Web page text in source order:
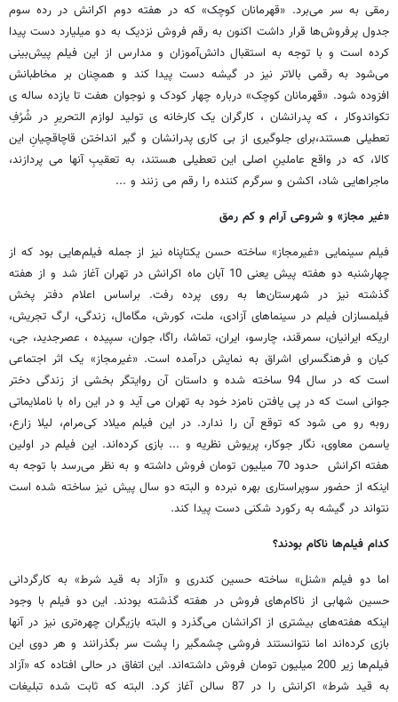
رمقی به سر می‌برد. «قهرمانان کوچک» که در هفته دوم اکرانش در رده سوم
جدول پرفروش‌ها قرار داشت اکنون به رقم فروش نزدیک به دو میلیارد دست پیدا
کرده است و با توجه به استقبال دانش‌آموزان و مدارس از این فیلم پیش‌بینی
می‌شود به رقمی بالاتر نیز در گیشه دست پیدا کند و همچنان بر مخاطبانش
افزوده شود. «قهرمانان کوچک» درباره چهار کودک و نوجوان هفت تا یازده ساله ی
تکواندوکار ، که پدرانشان ، کارگران یک کارخانه ی تولید لوازم التحریرِ در شُرُفِ
تعطیلی هستند،برای جلوگیری از بی کاری پدرانشان و گیر انداختن قاچاقچیانِ این
کالا، که در واقع عاملینِ اصلی این تعطیلی هستند، به تعقیبِ آنها می پردازند،
ماجراهایی شاد، اکشن و سرگرم کننده را رقم می زنند و ...
«غیر مجاز» و شروعی آرام و کم رمق
فیلم سینمایی «غیرمجاز» ساخته حسن یکتاپناه نیز از جمله فیلم‌هایی بود که از
چهارشنبه دو هفته پیش یعنی 10 آبان ماه اکرانش در تهران آغاز شد و از هفته
گذشته نیز در شهرستان‌ها به روی پرده رفت. براساس اعلام دفتر پخش
فیلمسازان فیلم در سینماهای آزادی، ملت، کورش، مگامال، زندگی، ارگ تجریش،
اریکه ایرانیان، سمرقند، چارسو، ایران، تماشا، راگا، جوان، سپیده ، عصرجدید، جی،
کیان و فرهنگسرای اشراق به نمایش درآمده است. «غیرمجاز» یک اثر اجتماعی
است که در سال 94 ساخته شده و داستان آن روایتگر بخشى از زندگى دختر
جوانی است که در پی یافتن نامزد خود به تهران می آید و در این راه با ناملایماتی
روبه رو می شود که توقع آن را ندارد. در این فیلم میلاد کی‌مرام، لیلا زارع،
یاسمن معاوی، نگار جوکار، پریوش نظریه و ... بازی کرده‌اند. این فیلم در اولین
هفته اکرانش حدود 70 میلیون تومان فروش داشته و به نظر می‌رسد با توجه به
اینکه از حضور سوپراستاری بهره نبرده و البته دو سال پیش نیز ساخته شده است
نتواند در گیشه به رکورد شکنی دست پیدا کند.
کدام فیلم‌ها ناکام بودند؟
اما دو فیلم «شنل» ساخته حسین کندری و «آزاد به قید شرط» به کارگردانی
حسین شهابی از ناکام‌های فروش در هفته گذشته بودند. این دو فیلم با وجود
اینکه هفته‌های بیشتری از اکرانشان می‌گذرد و البته بازیگران چهره‌تری نیز در آنها
بازی کرده‌اند اما نتوانستند فروشی چشمگیر را پشت سر بگذرانند و هر دوی این
فیلم‌ها زیر 200 میلیون تومان فروش داشته‌اند. این اتفاق در حالی افتاده که «آزاد
به قید شرط» اکرانش را در 87 سالن آغاز کرد. البته که ثابت شده تبلیغات